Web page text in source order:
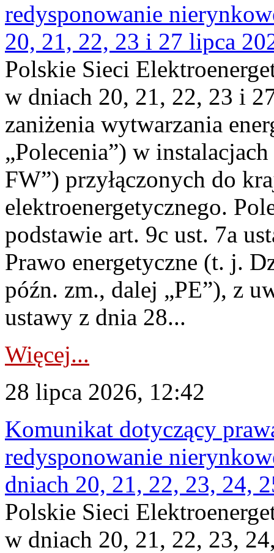
redysponowanie
20, 21, 22, 23 i 27 lipca
Polskie Sieci
w dniach 20, 21, 22, 23 i
zaniżenia wytwarzania
„Polecenia”) w
FW”) przyłączonych do
elektroenergetycznego.
podstawie art. 9c ust. 7a
Prawo energetyczne (t. j.
późn. zm., dalej „PE”), z
ustawy z dnia 28...
Więcej...
28 lipca 2026, 12:42
Komunikat dotyczący
redysponowanie
dniach 20, 21, 22, 23, 24,
Polskie Sieci
w dniach 20, 21, 22, 23,